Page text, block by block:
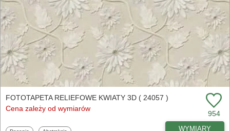
FOTOTAPETA RELIEFOWE KWIATY 3D ( 24057 )
Cena zależy od wymiarów
954
WYMIARY